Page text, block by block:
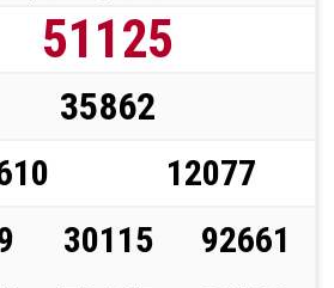
51125
35862
12077
30115
92661